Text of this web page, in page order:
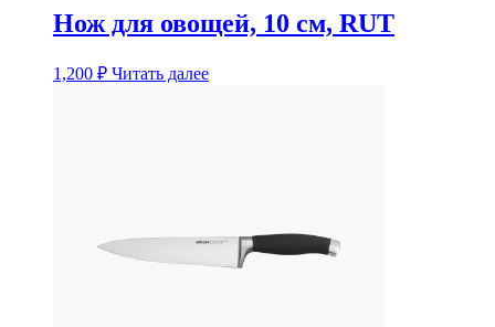
Нож для овощей, 10 см, RUT
1,200 ₽ Читать далее